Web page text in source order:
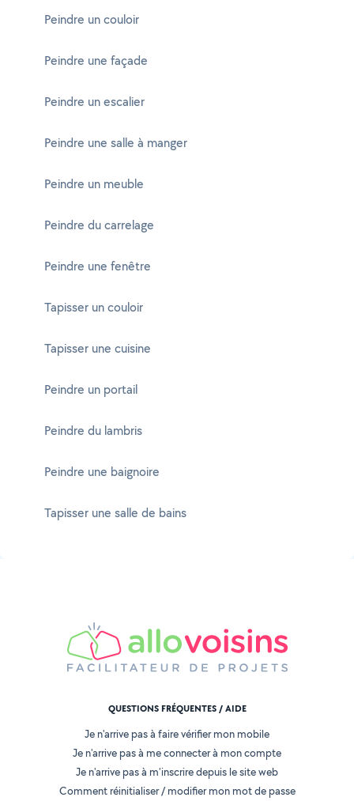
Peindre un couloir
Peindre une façade
Peindre un escalier
Peindre une salle à manger
Peindre un meuble
Peindre du carrelage
Peindre une fenêtre
Tapisser un couloir
Tapisser une cuisine
Peindre un portail
Peindre du lambris
Peindre une baignoire
Tapisser une salle de bains
QUESTIONS FRÉQUENTES / AIDE
Je n'arrive pas à faire vérifier mon mobile
Je n'arrive pas à me connecter à mon compte
Je n'arrive pas à m'inscrire depuis le site web
Comment réinitialiser / modifier mon mot de passe